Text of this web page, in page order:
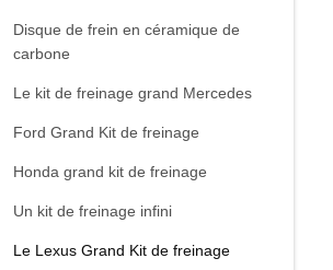
Disque de frein en céramique de
carbone
Le kit de freinage grand Mercedes
Ford Grand Kit de freinage
Honda grand kit de freinage
Un kit de freinage infini
Le Lexus Grand Kit de freinage